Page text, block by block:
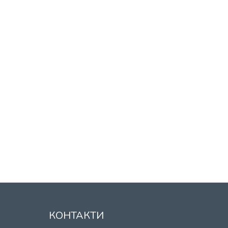
КОНТАКТИ